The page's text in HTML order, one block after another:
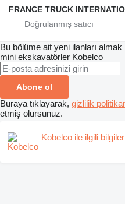
FRANCE TRUCK
Bu bölüme ait yeni ilanları
mini ekskavatörler Kobelco
Abone ol
Buraya tıklayarak, gizlilik
etmiş olursunuz.
Kobelco ile ilgili bilgiler